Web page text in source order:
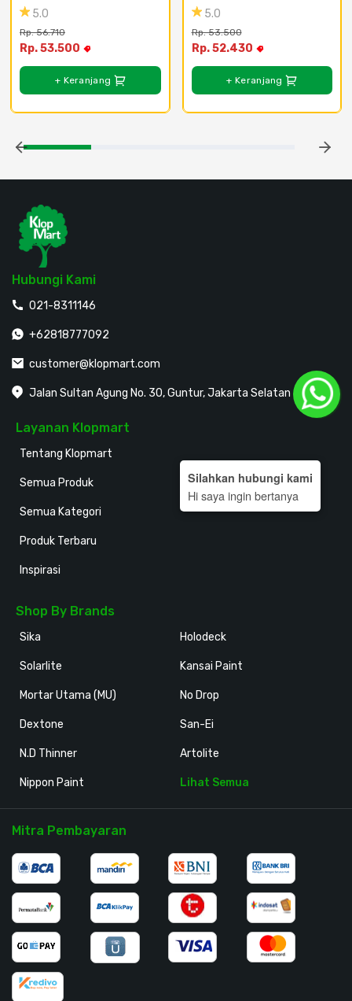
5.0
Rp. 56.710
Rp. 53.500
+ Keranjang
Bongkar
5.0
Rp. 53.500
Rp. 52.430
+ Keranjang
Hubungi Kami
021-8311146
+62818777092
customer@klopmart.com
Jalan Sultan Agung No. 30, Guntur, Jakarta Selatan
Layanan Klopmart
Tentang Klopmart
Semua Produk
Semua Kategori
Produk Terbaru
Inspirasi
Shop By Brands
Sika
Solarlite
Mortar Utama (MU)
Dextone
N.D Thinner
Nippon Paint
Holodeck
Kansai Paint
No Drop
San-Ei
Artolite
Lihat Semua
Mitra Pembayaran
Silahkan hubungi kami
Hi saya ingin bertanya